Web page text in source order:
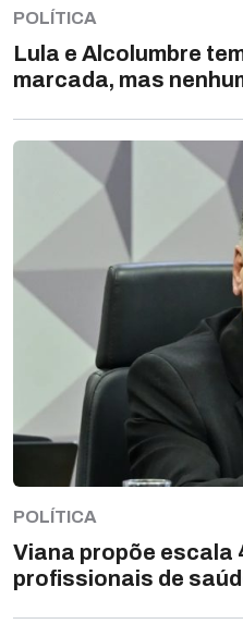
POLÍTICA
Lula e Alcolumbre
marcada, mas
POLÍTICA
Viana propõe escala
profissionais de